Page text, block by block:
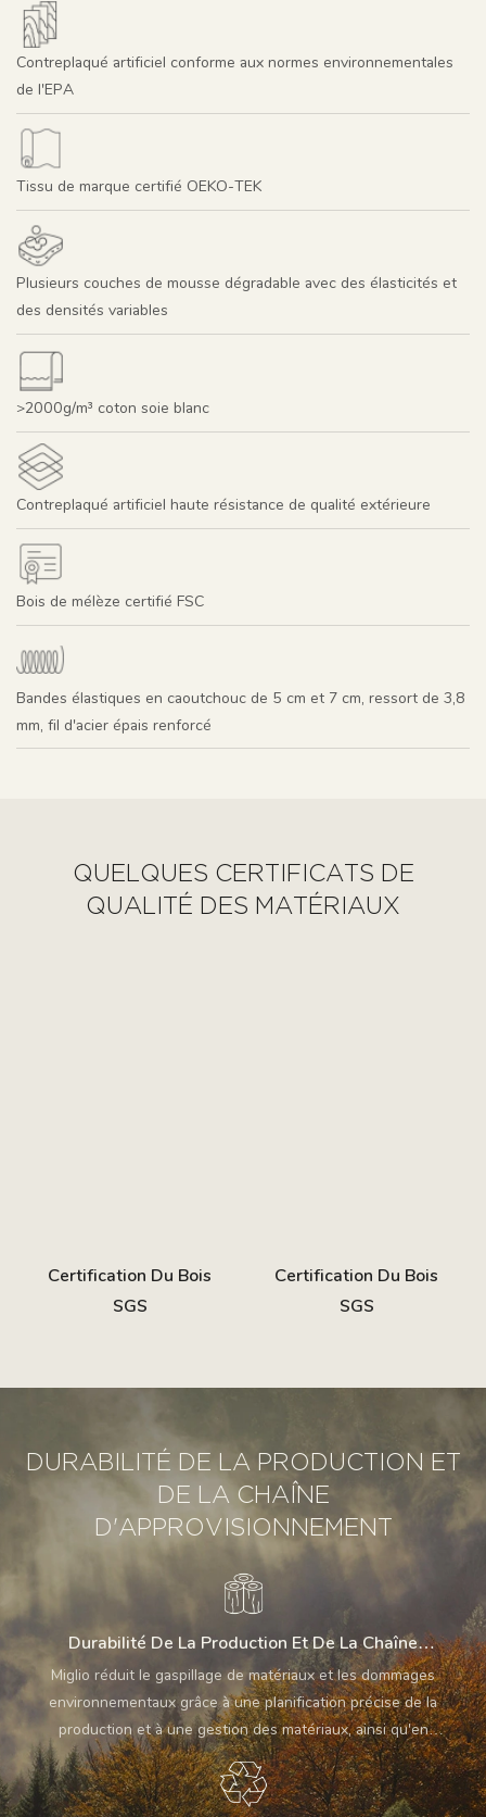
Contreplaqué artificiel conforme aux normes environnementales
de l'EPA
Tissu de marque certifié OEKO-TEK
Plusieurs couches de mousse dégradable avec des élasticités et
des densités variables
>2000g/m³ coton soie blanc
Contreplaqué artificiel haute résistance de qualité extérieure
Bois de mélèze certifié FSC
Bandes élastiques en caoutchouc de 5 cm et 7 cm, ressort de 3,8
mm, fil d'acier épais renforcé
QUELQUES CERTIFICATS DE
QUALITÉ DES MATÉRIAUX
Certification Du Bois
SGS
Certification Du Bois
SGS
DURABILITÉ DE LA PRODUCTION ET
DE LA CHAÎNE
D'APPROVISIONNEMENT
Durabilité De La Production Et De La Chaîne
D'approvisionnement
Miglio réduit le gaspillage de matériaux et les dommages
environnementaux grâce à une planification précise de la
production et à une gestion des matériaux, ainsi qu'en
encourageant les employés à trier et à recycler les déchets.